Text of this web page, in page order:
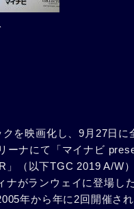
を映画化し、9月27日に
ーナにて「マイナビ
（以下TGC 2019 A/W
ナがランウェイに登場し
年から年に2回開催さ